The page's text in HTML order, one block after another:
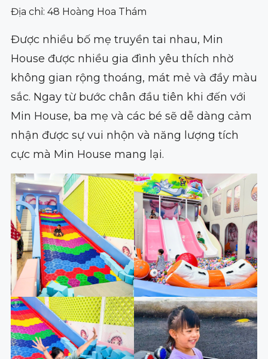
Địa chỉ: 48 Hoàng Hoa Thám
Được nhiều bố mẹ truyền tai nhau, Min
House được nhiều gia đình yêu thích nhờ
không gian rộng thoáng, mát mẻ và đầy màu
sắc. Ngay từ bước chân đầu tiên khi đến với
Min House, ba mẹ và các bé sẽ dễ dàng cảm
nhận được sự vui nhộn và năng lượng tích
cực mà Min House mang lại.